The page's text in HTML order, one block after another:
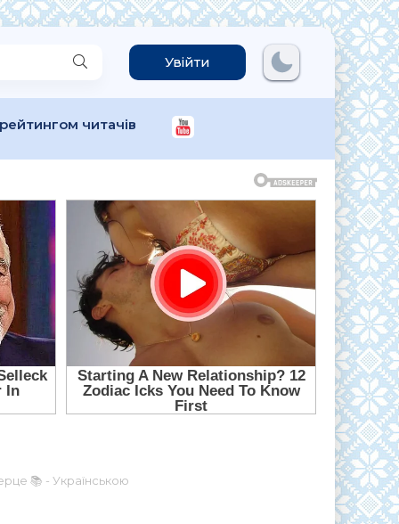
Увійти
читачів
📚 - Українською